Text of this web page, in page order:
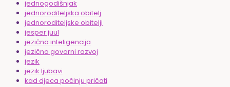
jednogodišnjak
jednoroditeljska obitelj
jednoroditeljske obitelji
jesper juul
jezična inteligencija
jezično govorni razvoj
jezik
jezik ljubavi
kad djeca počinju pričati